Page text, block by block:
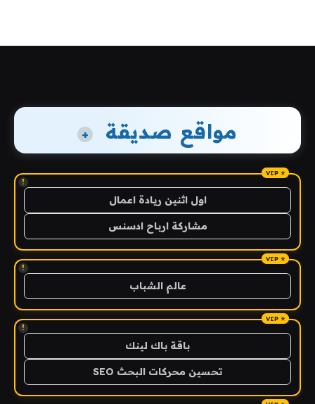
مواقع صديقة +
!
اول اثنين ريادة اعمال
مشاركة ارباح ادسنس
!
عالم الشباب
!
باقة باك لينك
تحسين محركات البحث SEO